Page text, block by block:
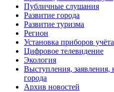
Публичные слушания
Развитие города
Развитие туризма
Регион
Установка приборов учёта
Цифровое телевидение
Экология
Выступления, заявления,
города
Архив новостей